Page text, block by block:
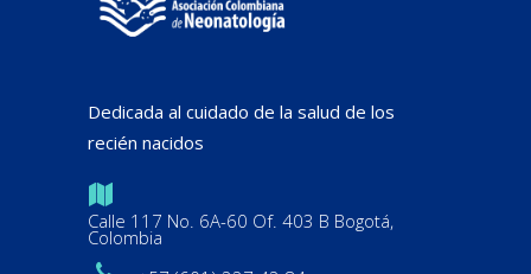
Dedicada al cuidado de la salud de los
recién nacidos
Calle 117 No. 6A-60 Of. 403 B Bogotá,
Colombia